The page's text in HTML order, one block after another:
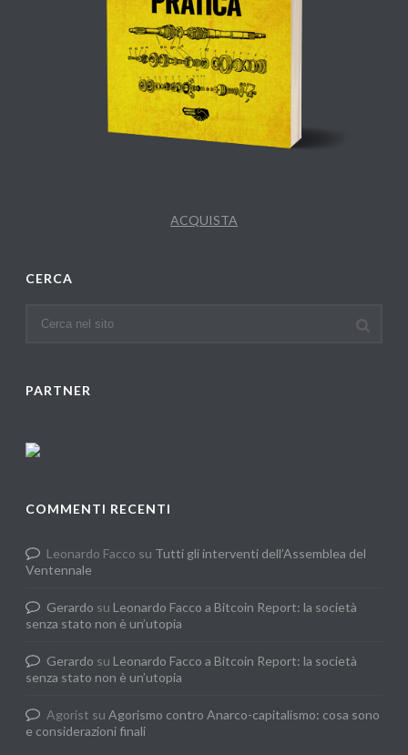
ACQUISTA
CERCA
PARTNER
COMMENTI RECENTI
Leonardo Facco su Tutti gli interventi dell’Assemblea del
Ventennale
Gerardo su Leonardo Facco a Bitcoin Report: la società
senza stato non è un’utopia
Gerardo su Leonardo Facco a Bitcoin Report: la società
senza stato non è un’utopia
Agorist suAgorismo contro Anarco-capitalismo: cosa sono
e considerazioni finali